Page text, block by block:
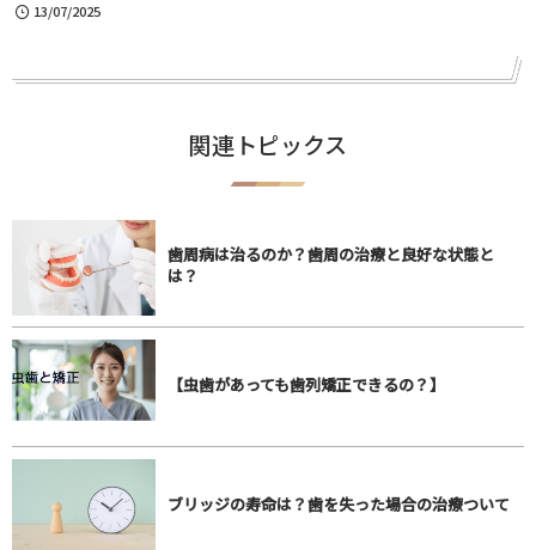
13/07/2025
関連トピックス
歯周病は治るのか？歯周の治療と良好な状態と
は？
【虫歯があっても歯列矯正できるの？】
ブリッジの寿命は？歯を失った場合の治療ついて